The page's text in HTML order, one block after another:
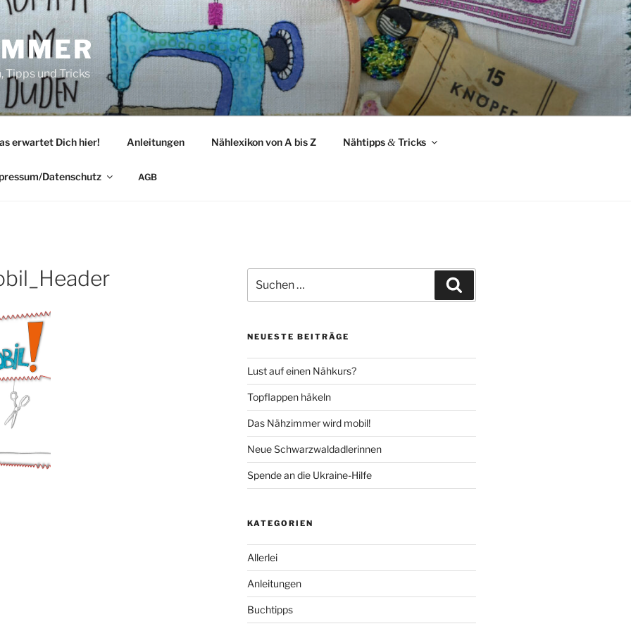
Tipps und Tricks
erwartet Dich hier! Anleitungen Nählexikon von A bis Z Nähtipps&Tricks
Datenschutz AGB
nach:
NEUESTE BEITRÄGE
Lust auf einen Nähkurs?
Topflappen häkeln
Das Nähzimmer wird mobil!
Neue Schwarzwaldadlerinnen
Spende an die Ukraine-Hilfe
KATEGORIEN
Allerlei
Anleitungen
Buchtipps